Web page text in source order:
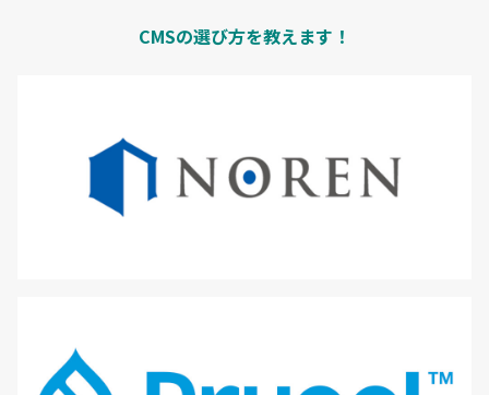
CMSの選び方を教えます！